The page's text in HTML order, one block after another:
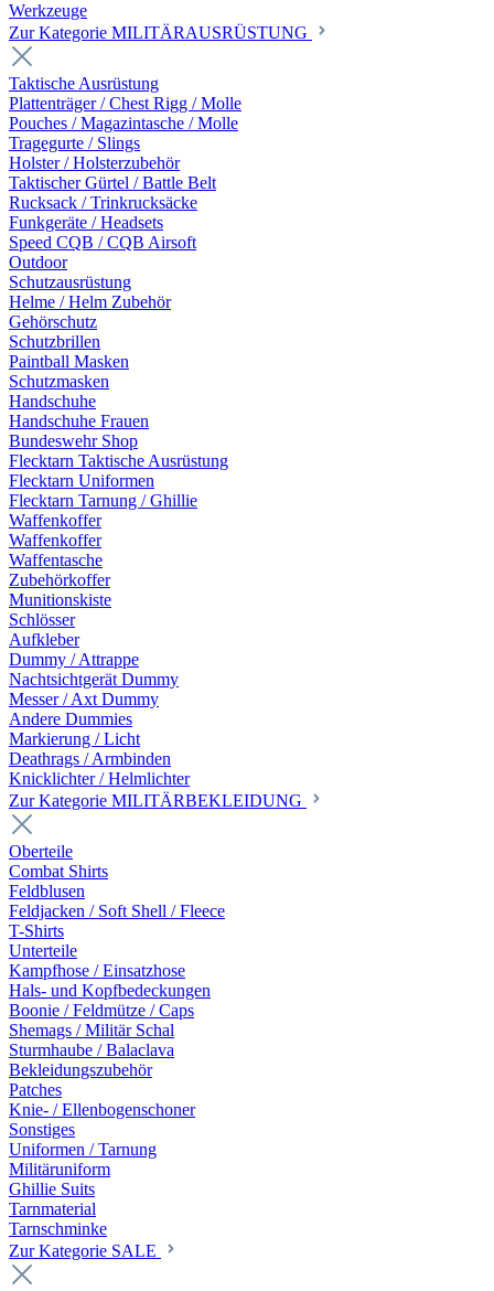
Werkzeuge
Zur Kategorie MILITÄRAUSRÜSTUNG
Taktische Ausrüstung
Plattenträger / Chest Rigg / Molle
Pouches / Magazintasche / Molle
Tragegurte / Slings
Holster / Holsterzubehör
Taktischer Gürtel / Battle Belt
Rucksack / Trinkrucksäcke
Funkgeräte / Headsets
Speed CQB / CQB Airsoft
Outdoor
Schutzausrüstung
Helme / Helm Zubehör
Gehörschutz
Schutzbrillen
Paintball Masken
Schutzmasken
Handschuhe
Handschuhe Frauen
Bundeswehr Shop
Flecktarn Taktische Ausrüstung
Flecktarn Uniformen
Flecktarn Tarnung / Ghillie
Waffenkoffer
Waffenkoffer
Waffentasche
Zubehörkoffer
Munitionskiste
Schlösser
Aufkleber
Dummy / Attrappe
Nachtsichtgerät Dummy
Messer / Axt Dummy
Andere Dummies
Markierung / Licht
Deathrags / Armbinden
Knicklichter / Helmlichter
Zur Kategorie MILITÄRBEKLEIDUNG
Oberteile
Combat Shirts
Feldblusen
Feldjacken / Soft Shell / Fleece
T-Shirts
Unterteile
Kampfhose / Einsatzhose
Hals- und Kopfbedeckungen
Boonie / Feldmütze / Caps
Shemags / Militär Schal
Sturmhaube / Balaclava
Bekleidungszubehör
Patches
Knie- / Ellenbogenschoner
Sonstiges
Uniformen / Tarnung
Militäruniform
Ghillie Suits
Tarnmaterial
Tarnschminke
Zur Kategorie SALE